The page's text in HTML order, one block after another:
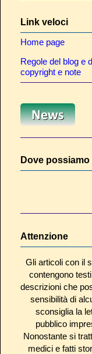
Link veloci
Home page
Regole del blog e
copyright e note
Dove
Attenzione
Gli articoli con il
contengono
descrizioni che
sensibilità di
sconsiglia la
pubblico
Nonostante si
medici e fatti